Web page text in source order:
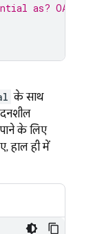
as?
के साथ
के लिए
हाल ही में